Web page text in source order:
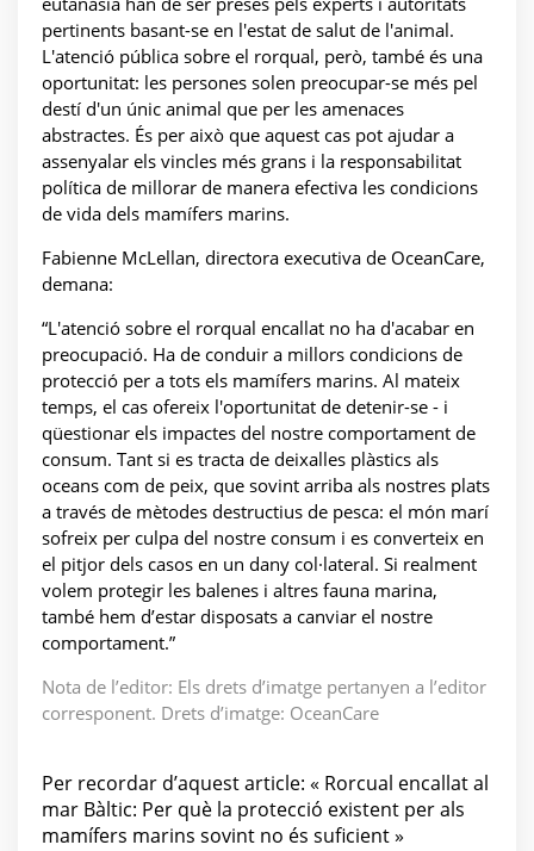
pertinents basant-se en l'estat de salut de l'animal.
L'atenció pública sobre el rorqual, però, també és una
oportunitat: les persones solen preocupar-se més pel
destí d'un únic animal que per les amenaces
abstractes. És per això que aquest cas pot ajudar a
assenyalar els vincles més grans i la responsabilitat
política de millorar de manera efectiva les condicions
de vida dels mamífers marins.
Fabienne McLellan, directora executiva de OceanCare,
demana:
“L'atenció sobre el rorqual encallat no ha d'acabar en
preocupació. Ha de conduir a millors condicions de
protecció per a tots els mamífers marins. Al mateix
temps, el cas ofereix l'oportunitat de detenir-se - i
qüestionar els impactes del nostre comportament de
consum. Tant si es tracta de deixalles plàstics als
oceans com de peix, que sovint arriba als nostres plats
a través de mètodes destructius de pesca: el món marí
sofreix per culpa del nostre consum i es converteix en
el pitjor dels casos en un dany col·lateral. Si realment
volem protegir les balenes i altres fauna marina,
també hem d’estar disposats a canviar el nostre
comportament.”
Nota de l’editor: Els drets d’imatge pertanyen a l’editor
corresponent. Drets d’imatge: OceanCare
Per recordar d’aquest article: « Rorcual encallat al
mar Bàltic: Per què la protecció existent per als
mamífers marins sovint no és suficient »